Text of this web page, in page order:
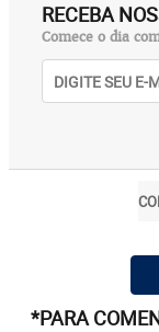
RECEBA
Comece o dia
*PARA